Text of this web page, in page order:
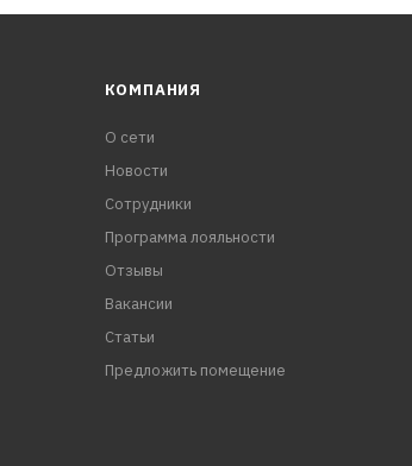
КОМПАНИЯ
О сети
Новости
Сотрудники
Программа лояльности
Отзывы
Вакансии
Статьи
Предложить помещение